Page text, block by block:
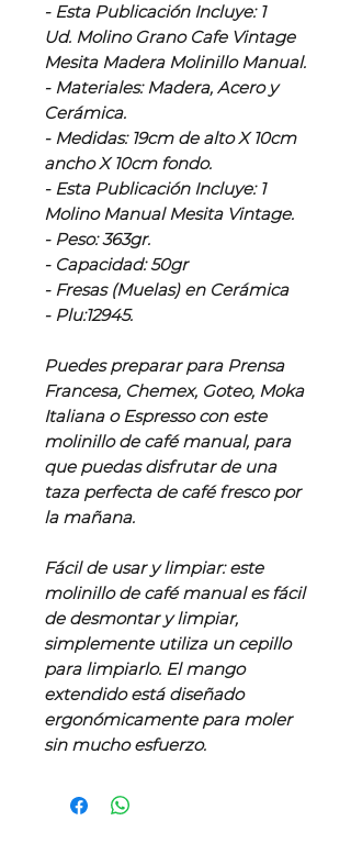
- Esta Publicación Incluye: 1
Ud. Molino Grano Cafe Vintage
Mesita Madera Molinillo Manual.
- Materiales: Madera, Acero y
Cerámica.
- Medidas: 19cm de alto X 10cm
ancho X 10cm fondo.
- Esta Publicación Incluye: 1
Molino Manual Mesita Vintage.
- Peso: 363gr.
- Capacidad: 50gr
- Fresas (Muelas) en Cerámica
- Plu:12945.
Puedes preparar para Prensa
Francesa, Chemex, Goteo, Moka
Italiana o Espresso con este
molinillo de café manual, para
que puedas disfrutar de una
taza perfecta de café fresco por
la mañana.
Fácil de usar y limpiar: este
molinillo de café manual es fácil
de desmontar y limpiar,
simplemente utiliza un cepillo
para limpiarlo. El mango
extendido está diseñado
ergonómicamente para moler
sin mucho esfuerzo.